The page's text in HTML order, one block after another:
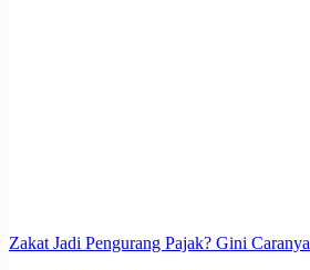
Zakat Jadi Pengurang Pajak? Gini Caranya